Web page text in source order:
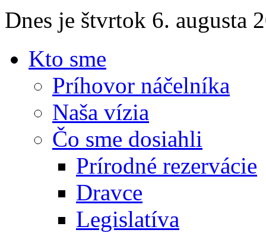
Dnes je štvrtok 6. augusta
Kto sme
Príhovor náčelníka
Naša vízia
Čo sme dosiahli
Prírodné rezervácie
Dravce
Legislatíva